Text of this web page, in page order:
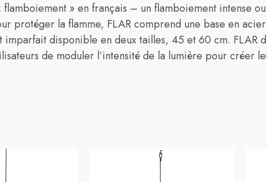
flamboiement » en français – un flamboiement intense
protéger la flamme, FLAR comprend une base en
disponible en deux tailles, 45 et 60 cm. FLAR
de moduler l’intensité de la lumière pour créer